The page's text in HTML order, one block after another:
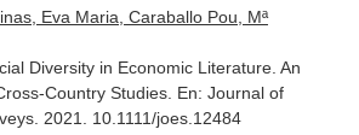
Eva Maria, Caraballo Pou, Mª
Diversity in Economic Literature. An
Country Studies. En: Journal of
. 2021. 10.1111/joes.12484